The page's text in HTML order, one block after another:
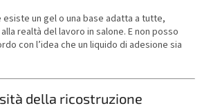
esiste un gel o una base adatta a tutte,
realtà del lavoro in salone. E non posso
con l’idea che un liquido di adesione sia
della ricostruzione